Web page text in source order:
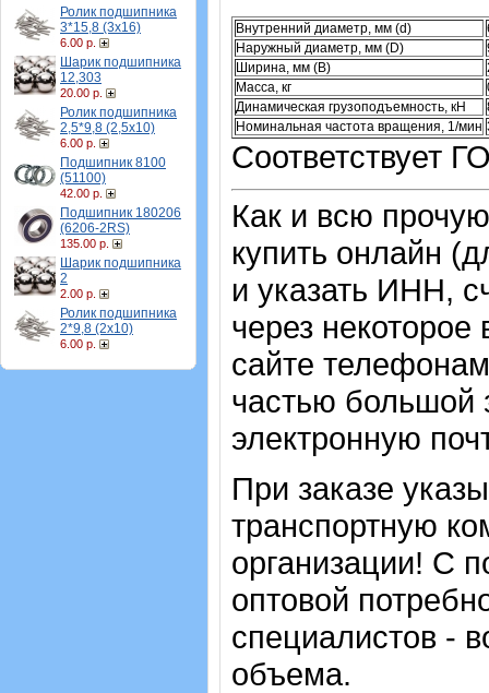
Ролик подшипника
3*15,8 (3х16)
6.00 р.
Шарик подшипника
12,303
20.00 р.
Ролик подшипника
2,5*9,8 (2,5х10)
6.00 р.
Подшипник 8100
(51100)
42.00 р.
Подшипник 180206
(6206-2RS)
135.00 р.
Шарик подшипника
2
2.00 р.
Ролик подшипника
2*9,8 (2х10)
6.00 р.
Внутренний диаметр, мм (d)
Наружный диаметр, мм (D)
Ширина, мм (B)
Масса, кг
Динамическая грузоподъемность, кН
Номинальная частота вращения, 1/мин
Соответствует
Как и всю
купить онлайн
и указать ИНН,
через
сайте
частью большой
электронную
При заказе
транспортную
организации! С
оптовой
специалистов -
объема.